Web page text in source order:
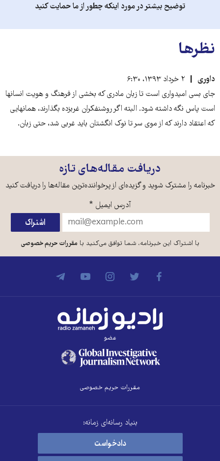
توضیح بیشتر در مورد اینکه چطور از ما حمایت کنید
نظرها
داوری
۲ خرداد ۱۳۹۳، ۶:۳۰
جای بسی امیدواری است تا زبان مادری که بخشی از فرهنگ و هویت انسانها
است پاس نگه داشته شود. البته اگر روشنفکران غربزده بگذارند، همانهایی
که اعتقاد دارند که از موی سر تا نوک انگشتان باید غربی شد، حتی زبان.
دریافت مقاله‌های تازه
خبرنامه را مشترک شوید و گزیده‌ای از پرخواننده‌ترین مقاله‌ها را دریافت کنید
آدرس ایمیل *
با اشتراک این خبرنامه، شما توافق می‌کنید بامقررات حریم خصوصی
عضو
مقررات حریم خصوصی
بنیاد رسانه‌ای زمانه:
دادخواست